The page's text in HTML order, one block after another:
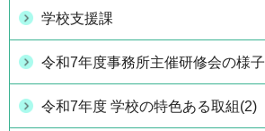
学校支援課
令和7年度事務所主催研修会の様子
令和7年度 学校の特色ある取組(2)